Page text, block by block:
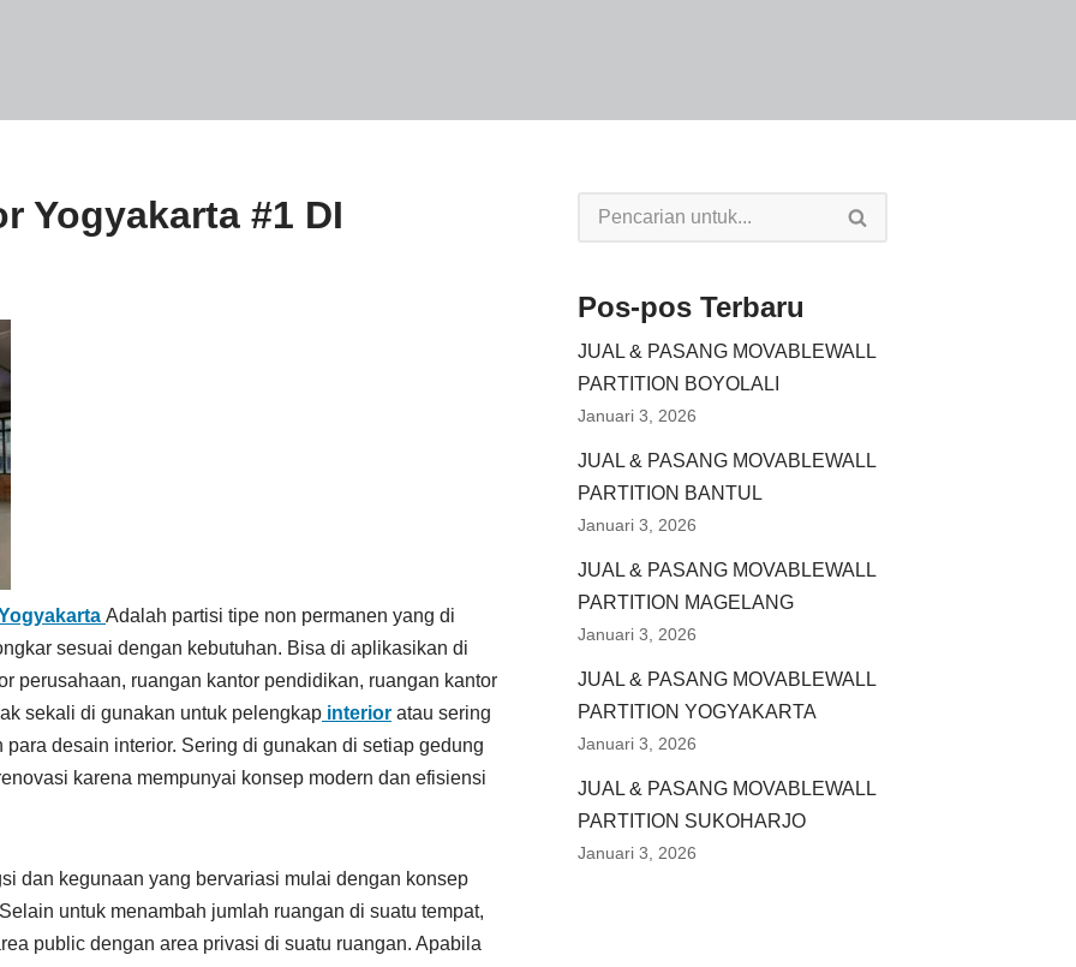
Yogyakarta #1 DI
Adalah partisi tipe non permanen yang di
sesuai dengan kebutuhan. Bisa di aplikasikan di
perusahaan, ruangan kantor pendidikan, ruangan kantor
sekali di gunakan untuk pelengkap interior atau sering
desain interior. Sering di gunakan di setiap gedung
karena mempunyai konsep modern dan efisiensi
dan kegunaan yang bervariasi mulai dengan konsep
untuk menambah jumlah ruangan di suatu tempat,
public dengan area privasi di suatu ruangan. Apabila
Pos-pos Terbaru
JUAL & PASANG MOVABLEWALL
PARTITION BOYOLALI
Januari 3, 2026
JUAL & PASANG MOVABLEWALL
PARTITION BANTUL
Januari 3, 2026
JUAL & PASANG MOVABLEWALL
PARTITION MAGELANG
Januari 3, 2026
JUAL & PASANG MOVABLEWALL
PARTITION YOGYAKARTA
Januari 3, 2026
JUAL & PASANG MOVABLEWALL
PARTITION SUKOHARJO
Januari 3, 2026